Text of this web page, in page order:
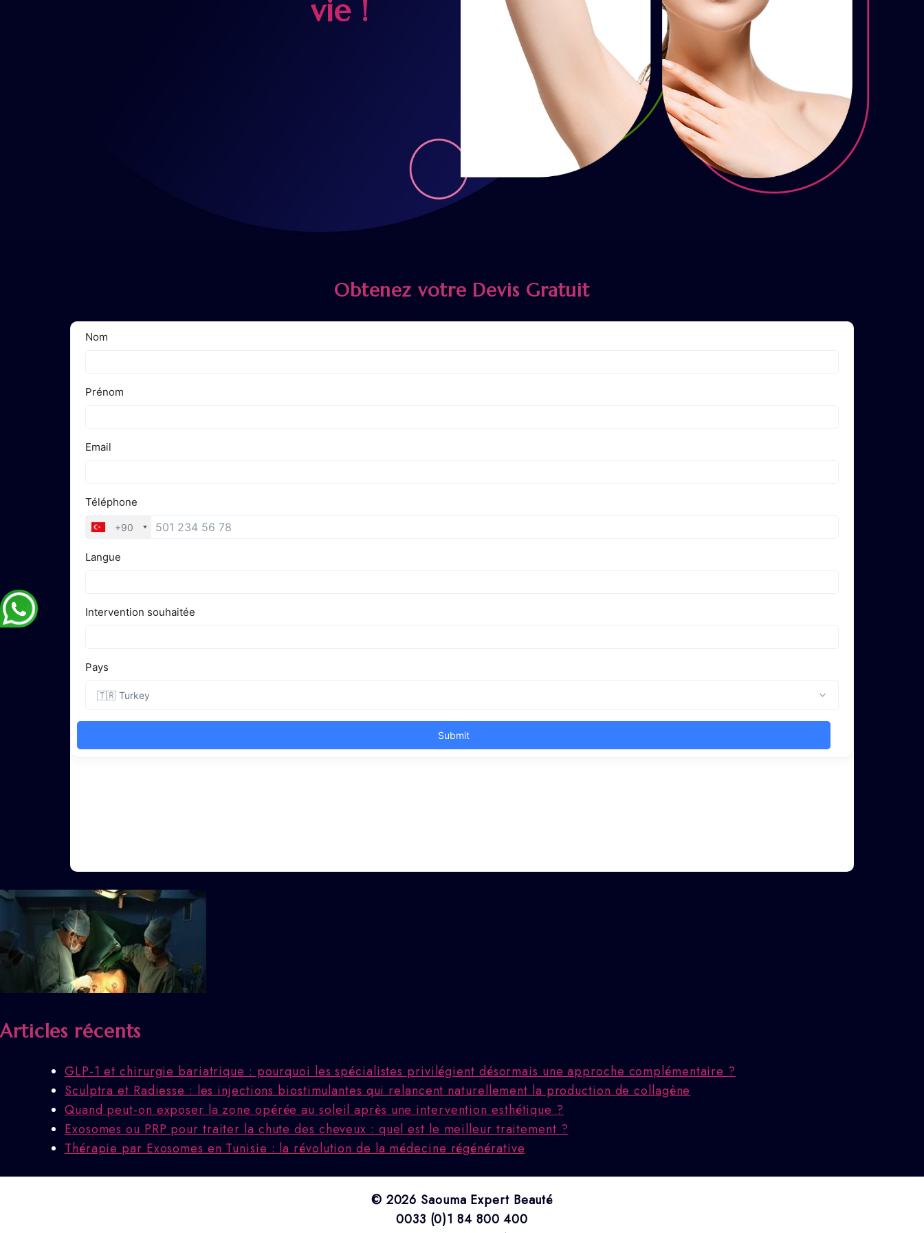
vie !
Obtenez votre Devis Gratuit
Articles récents
GLP-1 et chirurgie bariatrique : pourquoi les spécialistes privilégient désormais une approche complémentaire ?
Sculptra et Radiesse : les injections biostimulantes qui relancent naturellement la production de collagène
Quand peut-on exposer la zone opérée au soleil après une intervention esthétique ?
Exosomes ou PRP pour traiter la chute des cheveux : quel est le meilleur traitement ?
Thérapie par Exosomes en Tunisie : la révolution de la médecine régénérative
© 2026 Saouma Expert Beauté
0033 (0)1 84 800 400